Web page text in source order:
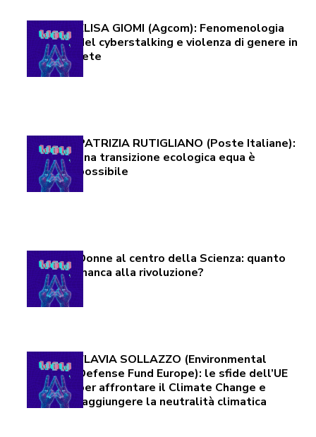
ELISA GIOMI (Agcom): Fenomenologia
del cyberstalking e violenza di genere in
rete
PATRIZIA RUTIGLIANO (Poste Italiane):
una transizione ecologica equa è
possibile
Donne al centro della Scienza: quanto
manca alla rivoluzione?
FLAVIA SOLLAZZO (Environmental
Defense Fund Europe): le sfide dell’UE
per affrontare il Climate Change e
raggiungere la neutralità climatica